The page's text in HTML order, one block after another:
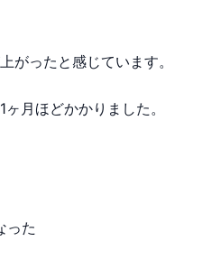
がったと感じています。
月ほどかかりました。
った